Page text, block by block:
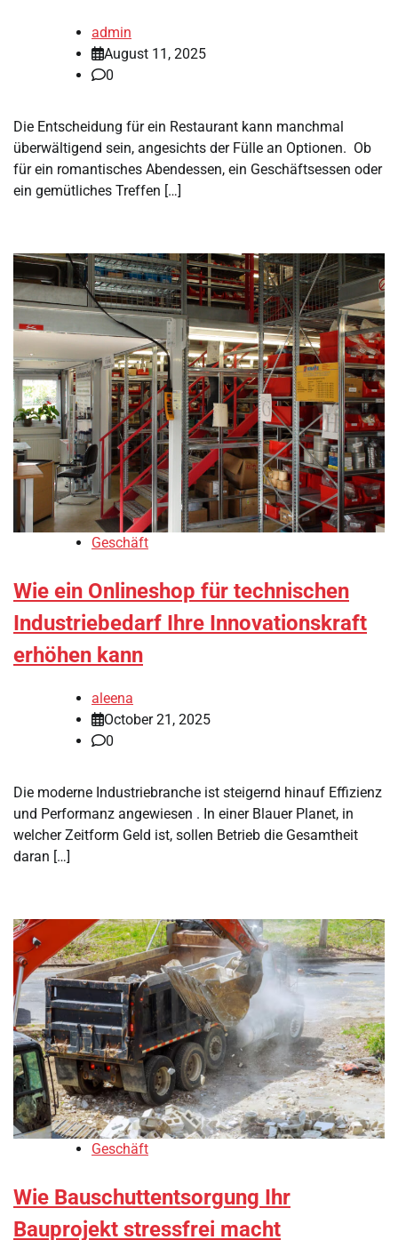
admin
August 11, 2025
0
Die Entscheidung für ein Restaurant kann manchmal
überwältigend sein, angesichts der Fülle an Optionen. Ob
für ein romantisches Abendessen, ein Geschäftsessen oder
ein gemütliches Treffen […]
Geschäft
Wie ein Onlineshop für technischen
Industriebedarf Ihre Innovationskraft
erhöhen kann
aleena
October 21, 2025
0
Die moderne Industriebranche ist steigernd hinauf Effizienz
und Performanz angewiesen . In einer Blauer Planet, in
welcher Zeitform Geld ist, sollen Betrieb die Gesamtheit
daran […]
Geschäft
Wie Bauschuttentsorgung Ihr
Bauprojekt stressfrei macht